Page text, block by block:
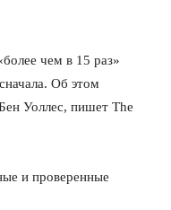
чем в 15 раз»
Об этом
Уоллес, пишет The
и проверенные